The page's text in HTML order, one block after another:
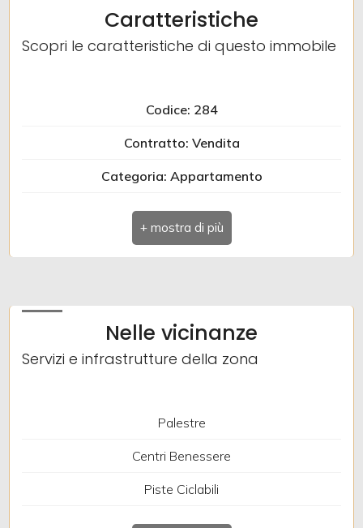
Caratteristiche
Scopri le caratteristiche di questo immobile
Codice: 284
Contratto: Vendita
Categoria: Appartamento
Indirizzo: CORSO ITALIA
Comune: Gorizia
Bagni: 2
Nelle vicinanze
Servizi e infrastrutture della zona
Palestre
Centri Benessere
Piste Ciclabili
Parchi Giochi